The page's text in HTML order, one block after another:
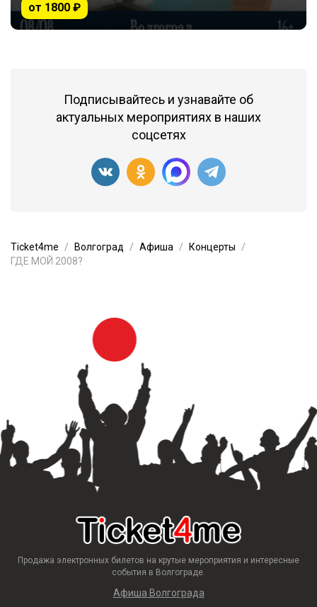
от 1800 ₽
Подписывайтесь и узнавайте об
актуальных мероприятиях в наших
соцсетях
Ticket4me Волгоград Афиша
Концерты
ГДЕ МОЙ 2008?
Продажа электронных билетов на крутые мероприятия и интересные
события в Волгограде.
Афиша Волгограда